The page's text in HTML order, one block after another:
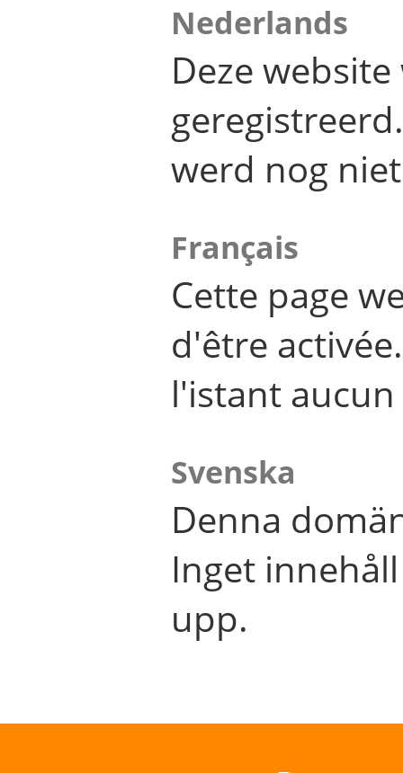
Nederlands
Deze
werd nog
Français
Cette page
d'être
l'istant
Svenska
Denna
Inget
upp.